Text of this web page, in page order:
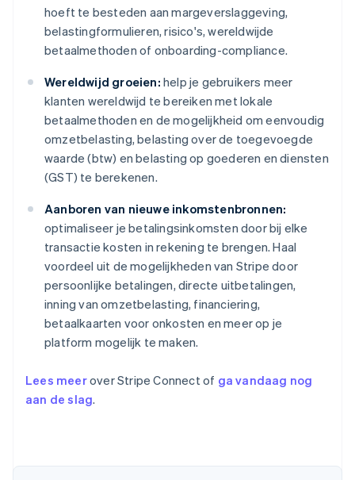
hoeft te besteden aan margeverslaggeving,
belastingformulieren, risico's, wereldwijde
betaalmethoden of onboarding-compliance.
Wereldwijd groeien: help je gebruikers meer
klanten wereldwijd te bereiken met lokale
betaalmethoden en de mogelijkheid om eenvoudig
omzetbelasting, belasting over de toegevoegde
waarde (btw) en belasting op goederen en diensten
(GST) te berekenen.
Aanboren van nieuwe inkomstenbronnen:
optimaliseer je betalingsinkomsten door bij elke
transactie kosten in rekening te brengen. Haal
voordeel uit de mogelijkheden van Stripe door
persoonlijke betalingen, directe uitbetalingen,
inning van omzetbelasting, financiering,
betaalkaarten voor onkosten en meer op je
platform mogelijk te maken.
Lees meerover Stripe Connect of ga vandaag nog
aan de slag.
België